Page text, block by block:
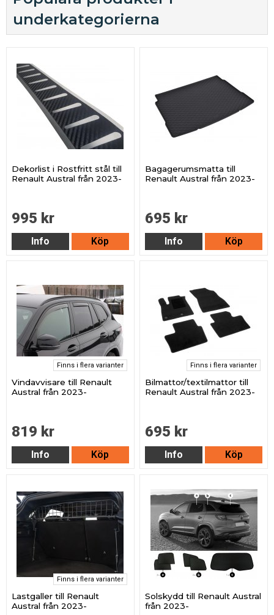
underkategorierna
Dekorlist i Rostfritt stål till
Renault Austral från 2023-
995 kr
Info Köp
Bagagerumsmatta till
Renault Austral från 2023-
695 kr
Info Köp
Finns i flera varianter
Vindavvisare till Renault
Austral från 2023-
819 kr
Info Köp
Finns i flera varianter
Bilmattor/textilmattor till
Renault Austral från 2023-
695 kr
Info Köp
Finns i flera varianter
Lastgaller till Renault
Austral från 2023-
Solskydd till Renault Austral
från 2023-